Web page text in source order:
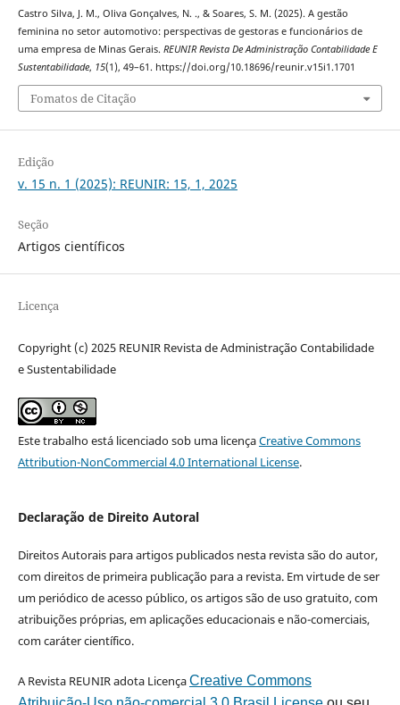
Castro Silva, J. M., Oliva Gonçalves, N. ., & Soares, S. M. (2025). A gestão
feminina no setor automotivo: perspectivas de gestoras e funcionários de
uma empresa de Minas Gerais. REUNIR Revista De Administração Contabilidade E
Sustentabilidade, 15(1), 49–61. https://doi.org/10.18696/reunir.v15i1.1701
Fomatos de Citação
Edição
v. 15 n. 1 (2025): REUNIR: 15, 1, 2025
Seção
Artigos científicos
Licença
Copyright (c) 2025 REUNIR Revista de Administração Contabilidade
e Sustentabilidade
Este trabalho está licenciado sob uma licençaCreative Commons
Attribution-NonCommercial 4.0 International License.
Declaração de Direito Autoral
Direitos Autorais para artigos publicados nesta revista são do autor,
com direitos de primeira publicação para a revista. Em virtude de ser
um periódico de acesso público, os artigos são de uso gratuito, com
atribuições próprias, em aplicações educacionais e não-comerciais,
com caráter científico.
A Revista REUNIR adota LicençaCreative Commons